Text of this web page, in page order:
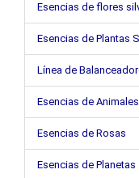
Esencias de flores
Esencias de Plantas
Línea de
Esencias de Animales
Esencias de Rosas
Esencias de Planetas